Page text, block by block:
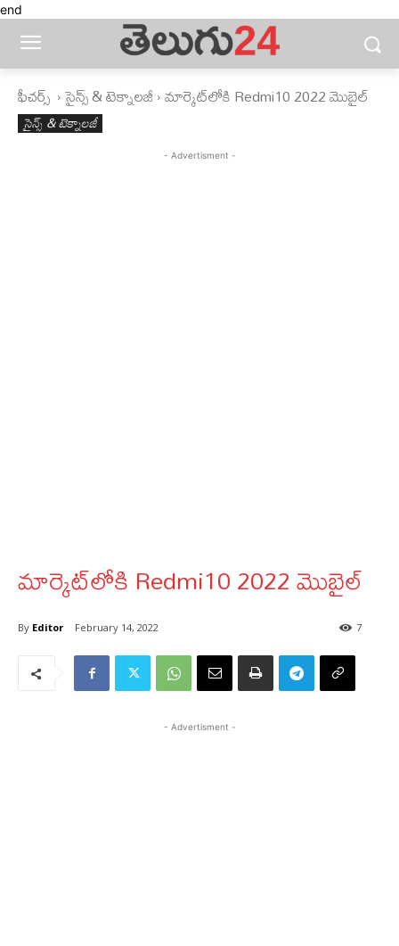
end
ఫీచ‌ర్స్ ‌ సైన్స్‌ & టెక్నాలజీ మార్కెట్‌లోకి Redmi10 2022 మొబైల్‌
సైన్స్‌ & టెక్నాలజీ
- Advertisment -
మార్కెట్‌లోకి Redmi10 2022 మొబైల్‌
By Editor February 14, 2022 7
- Advertisment -